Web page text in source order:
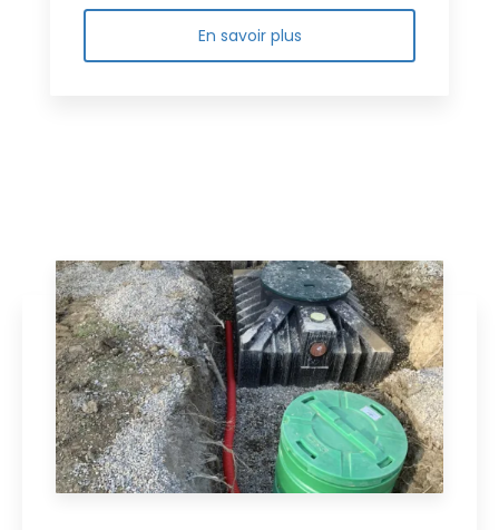
En savoir plus